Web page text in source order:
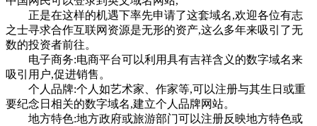
正是在这样的机遇下率先申请了这套域名,欢迎各位有志
之士寻求合作互联网资源是无形的资产,这么多年来吸引了无
数的投资者前往。
电子商务:电商平台可以利用具有吉祥含义的数字域名来
吸引用户,促进销售。
个人品牌:个人如艺术家、作家等,可以注册与其生日或重
要纪念日相关的数字域名,建立个人品牌网站。
地方特色:地方政府或旅游部门可以注册反映地方特色或